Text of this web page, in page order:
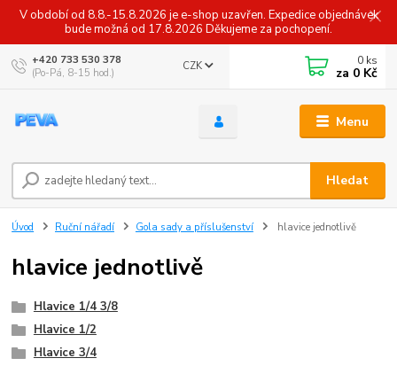
V období od 8.8.-15.8.2026 je e-shop uzavřen. Expedice objednávek
bude možná od 17.8.2026 Děkujeme za pochopení.
Menu
CZK
Hledat
+420 733 530 378
(Po-Pá, 8-15 hod.)
0 ks
za 0 Kč
Úvod Ruční nářadí Gola sady a příslušenství hlavice jednotlivě
hlavice jednotlivě
Hlavice 1/4 3/8
Hlavice 1/2
Hlavice 3/4